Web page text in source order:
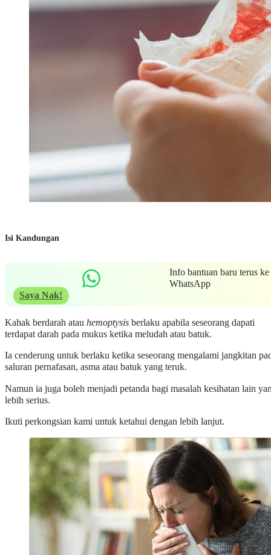
Isi Kandungan
Info bantuan baru terus ke
WhatsApp
Saya Nak!
Kahak berdarah atau hemoptysis berlaku apabila seseorang dapati
terdapat darah pada mukus ketika meludah atau batuk.
Ia cenderung untuk berlaku ketika seseorang mengalami jangkitan
saluran pernafasan, asma atau batuk yang teruk.
Namun ia juga boleh menjadi petanda bagi masalah kesihatan lain
lebih serius.
Ikuti perkongsian kami untuk ketahui dengan lebih lanjut.